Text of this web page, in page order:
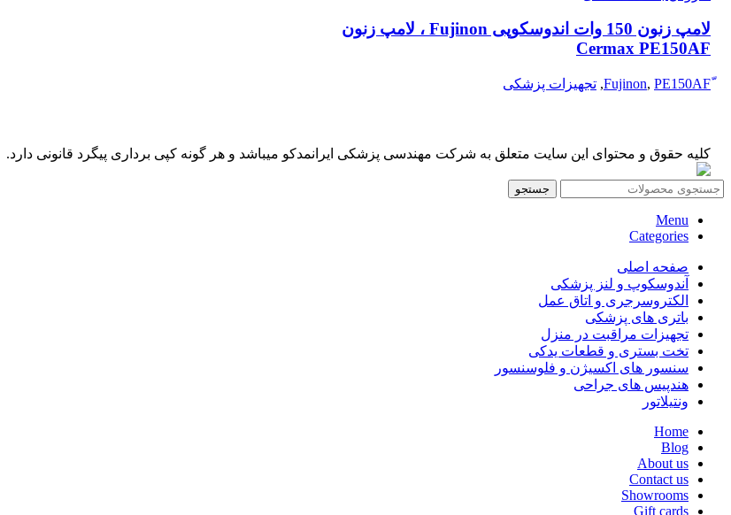
لامپ زنون 150 وات اندوسکوپی Fujinon ، لامپ زنون
Cermax PE150AF
, PE150AF
, تجهیزات پزشکی
کلیه حقوق و محتوای این سایت متعلق به شرکت مهندسی پزشکی ایرانمدکو میباشد و هر گونه کپی برداری پیگرد قانونی دارد.
جستجو
Menu
Categories
صفحه اصلی
آندوسکوپ و لنز پزشکی
الکتروسرجری و اتاق عمل
باتری های پزشکی
تجهیزات مراقبت در منزل
تخت بستری و قطعات یدکی
سنسور های اکسیژن و فلوسنسور
هندپیس های جراحی
ونتیلاتور
Home
Blog
About us
Contact us
Showrooms
Gift cards